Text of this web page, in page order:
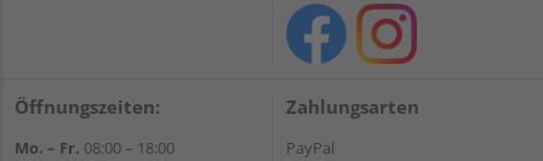
Öffnungszeiten:
Mo. – Fr. 08:00 – 18:00
Zahlungsarten
PayPal